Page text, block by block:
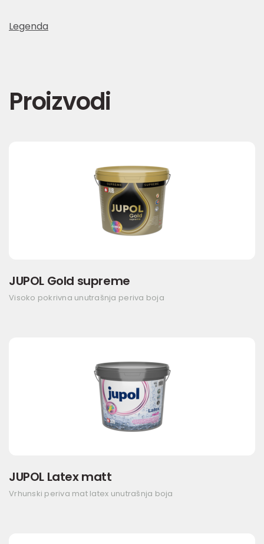
Legenda
Proizvodi
JUPOL Gold supreme
Visoko pokrivna unutrašnja periva boja
JUPOL Latex matt
Vrhunski periva mat latex unutrašnja boja